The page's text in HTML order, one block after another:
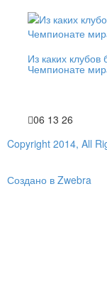
Из каких клубов
Чемпионате
06 13 26
Copyright 2014, All
Создано в Zwebra